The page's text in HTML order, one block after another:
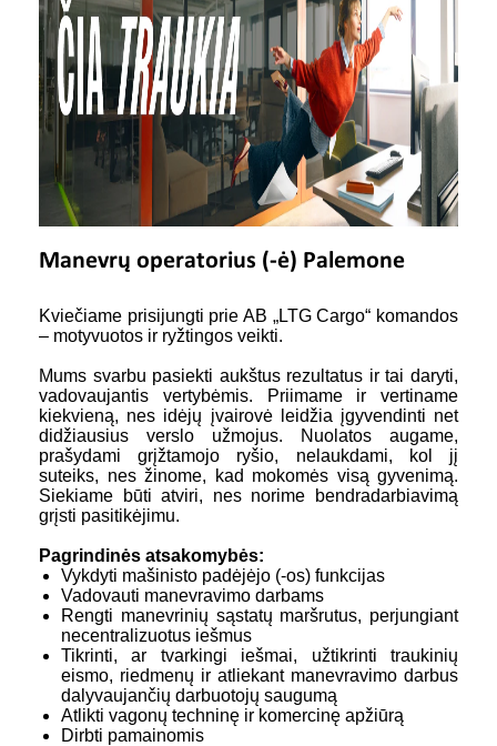
Manevrų operatorius (-ė) Palemone
Kviečiame prisijungti prie AB „LTG Cargo“ komandos
– motyvuotos ir ryžtingos veikti.
Mums svarbu pasiekti aukštus rezultatus ir tai daryti,
vadovaujantis vertybėmis. Priimame ir vertiname
kiekvieną, nes idėjų įvairovė leidžia įgyvendinti net
didžiausius verslo užmojus. Nuolatos augame,
prašydami grįžtamojo ryšio, nelaukdami, kol jį
suteiks, nes žinome, kad mokomės visą gyvenimą.
Siekiame būti atviri, nes norime bendradarbiavimą
grįsti pasitikėjimu.
Pagrindinės atsakomybės:
Vykdyti mašinisto padėjėjo (-os) funkcijas
Vadovauti manevravimo darbams
Rengti manevrinių sąstatų maršrutus, perjungiant
necentralizuotus iešmus
Tikrinti, ar tvarkingi iešmai, užtikrinti traukinių
eismo, riedmenų ir atliekant manevravimo darbus
dalyvaujančių darbuotojų saugumą
Atlikti vagonų techninę ir komercinę apžiūrą
Dirbti pamainomis